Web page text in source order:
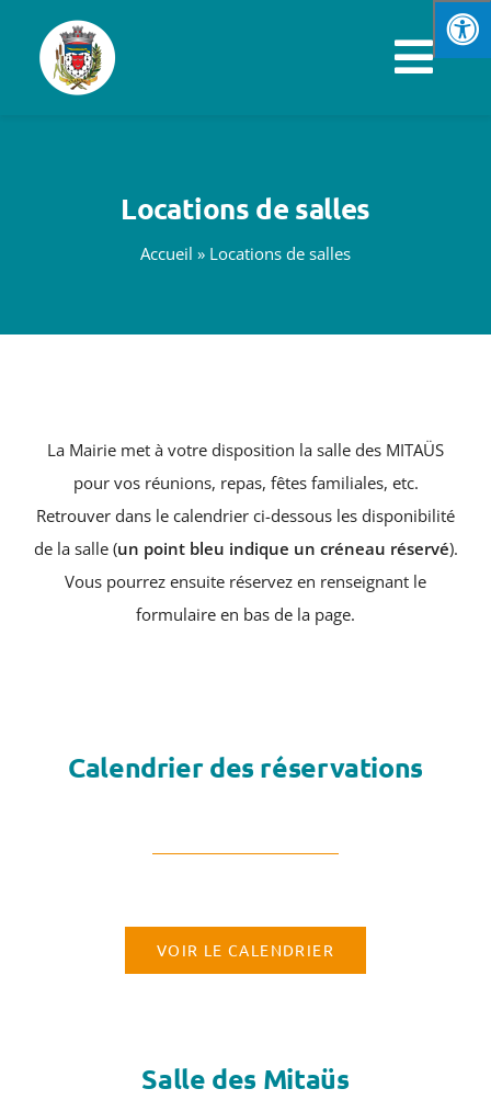
contenu
SPORTS & LOISIRS
CULTURE & PATRIMOINE
SANTÉ & SOCIAL
Locations de salles
Accueil » Locations de salles
La Mairie met à votre disposition la salle des MITAÜS
pour vos réunions, repas, fêtes familiales, etc.
Retrouver dans le calendrier ci-dessous les disponibilité
de la salle (un point bleu indique un créneau réservé).
Vous pourrez ensuite réservez en renseignant le
formulaire en bas de la page.
Calendrier des réservations
VOIR LE CALENDRIER
Salle des Mitaüs